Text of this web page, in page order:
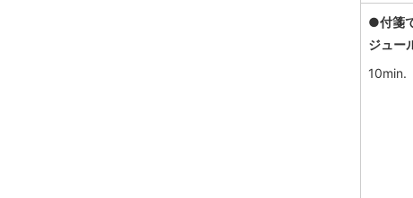
●付箋
ジュー
10min.